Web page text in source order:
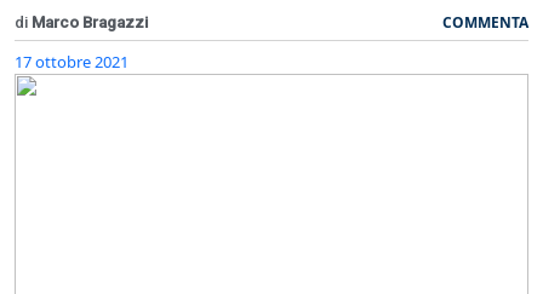
di Marco Bragazzi COMMENTA
17 ottobre 2021